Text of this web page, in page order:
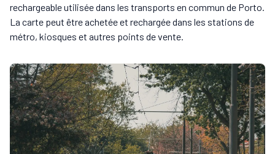
rechargeable utilisée dans les transports en commun de Porto.
La carte peut être achetée et rechargée dans les stations de
métro, kiosques et autres points de vente.